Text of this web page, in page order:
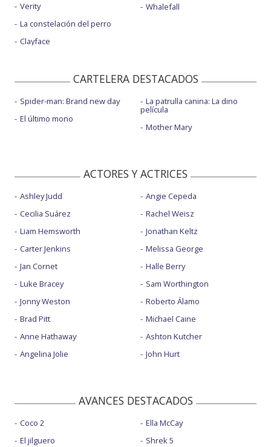
Verity
La constelación del perro
Clayface
Whalefall
CARTELERA DESTACADOS
Spider-man: Brand new day
El último mono
La patrulla canina: La dino
película
Mother Mary
ACTORES Y ACTRICES
Ashley Judd
Cecilia Suárez
Liam Hemsworth
Carter Jenkins
Jan Cornet
Luke Bracey
Jonny Weston
Brad Pitt
Anne Hathaway
Angelina Jolie
Angie Cepeda
Rachel Weisz
Jonathan Keltz
Melissa George
Halle Berry
Sam Worthington
Roberto Álamo
Michael Caine
Ashton Kutcher
John Hurt
AVANCES DESTACADOS
Coco 2
El jilguero
Ella McCay
Shrek 5